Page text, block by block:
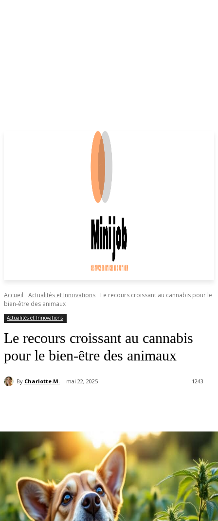
Accueil Actualités et Innovations
Le recours croissant au cannabis pour le
bien-être des animaux
Actualités et Innovations
Le recours croissant au cannabis
pour le bien-être des animaux
By Charlotte.M. mai 22, 2025 1243